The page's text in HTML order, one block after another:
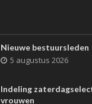
Nieuwe bestuursleden
5 augustus 2026
Indeling
vrouwen